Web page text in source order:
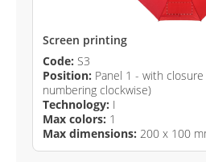
Screen printing
Code: S3
Position: Panel 1 - with
numbering clockwise)
Technology: I
Max colors: 1
Max dimensions: 200 x 100